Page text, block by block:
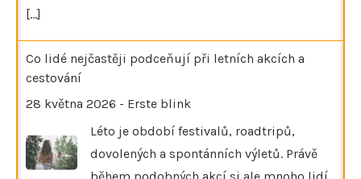
[...]
Co lidé nejčastěji podceňují při letních akcích a
cestování
28 května 2026 - Erste blink
Léto je období festivalů, roadtripů,
dovolených a spontánních výletů. Právě